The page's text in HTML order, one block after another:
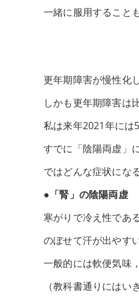
一緒に服用すること
更年期障害が慢性化
しかも更年期障害は
私は来年2021年には
すでに「陰陽両虚」
ではどんな症状にな
●「腎」の陰陽両虚
寒がりで冷え性であ
のぼせて汗が出やす
一般的には軟便気味
（教科書通りにはい